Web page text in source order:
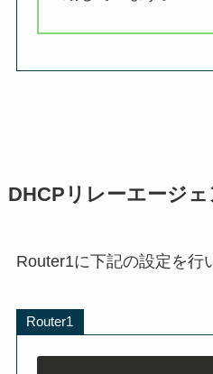
DHCPリレーエージ
Router1に下記の設定を行
Router1